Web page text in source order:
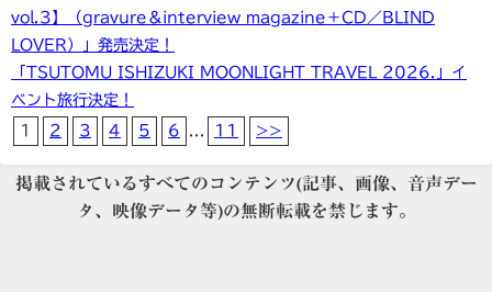
vol.3】（gravure＆interview magazine＋CD／BLIND
LOVER）」発売決定！
「TSUTOMU ISHIZUKI MOONLIGHT TRAVEL 2026.」イ
ベント旅行決定！
1
2 3 4 5 6 11 >>
掲載されているすべてのコンテンツ(記事、画像、音声デー
タ、映像データ等)の無断転載を禁じます。